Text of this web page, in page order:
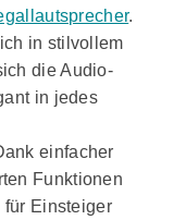
.
in stilvollem
die Audio-
in jedes
einfacher
Funktionen
Einsteiger